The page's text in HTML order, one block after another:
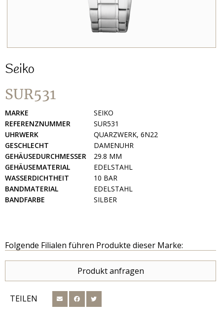
Seiko
SUR531
MARKE
SEIKO
REFERENZNUMMER
SUR531
UHRWERK
QUARZWERK, 6N22
GESCHLECHT
DAMENUHR
GEHÄUSEDURCHMESSER
29.8 MM
GEHÄUSEMATERIAL
EDELSTAHL
WASSERDICHTHEIT
10 BAR
BANDMATERIAL
EDELSTAHL
BANDFARBE
SILBER
Folgende Filialen führen Produkte dieser Marke:
Produkt anfragen
TEILEN